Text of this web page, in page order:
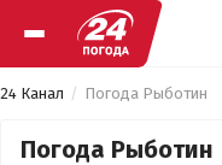
24 Канал Погода Рыботин
Погода Рыботин